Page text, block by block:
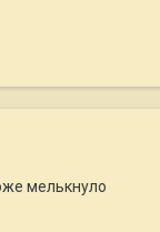
мелькнуло